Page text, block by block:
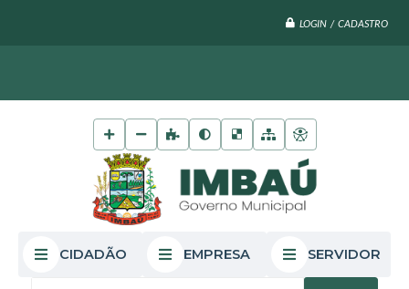
LOGIN / CADASTRO
CIDADÃO EMPRESA SERVIDOR